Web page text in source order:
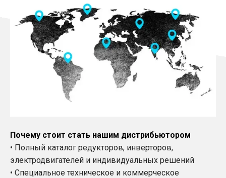
Почему стоит стать нашим дистрибьютором
• Полный каталог редукторов, инверторов,
электродвигателей и индивидуальных решений
• Специальное техническое и коммерческое